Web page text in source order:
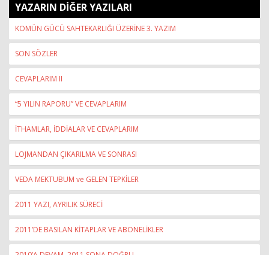
YAZARIN DİĞER YAZILARI
KOMÜN GÜCÜ SAHTEKARLIĞI ÜZERİNE 3. YAZIM
SON SÖZLER
CEVAPLARIM II
“5 YILIN RAPORU” VE CEVAPLARIM
İTHAMLAR, İDDİALAR VE CEVAPLARIM
LOJMANDAN ÇIKARILMA VE SONRASI
VEDA MEKTUBUM ve GELEN TEPKİLER
2011 YAZI, AYRILIK SÜRECİ
2011’DE BASILAN KİTAPLAR VE ABONELİKLER